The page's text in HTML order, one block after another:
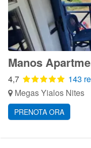
Manos
4,7
143
Megas Yialos Nites
PRENOTA ORA